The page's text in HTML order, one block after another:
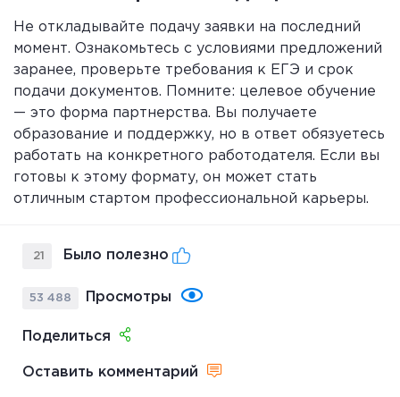
Не откладывайте подачу заявки на последний
момент. Ознакомьтесь с условиями предложений
заранее, проверьте требования к ЕГЭ и срок
подачи документов. Помните: целевое обучение
— это форма партнерства. Вы получаете
образование и поддержку, но в ответ обязуетесь
работать на конкретного работодателя. Если вы
готовы к этому формату, он может стать
отличным стартом профессиональной карьеры.
21 Было полезно
53 488 Просмотры
Поделиться
Оставить комментарий